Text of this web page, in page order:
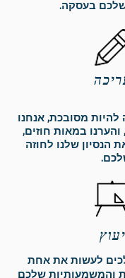
בעסקה.
להיות מסובכת, אנחנו
והערנו במאות חוזים,
הנסיון שלנו לחוזה
יעוץ
לעשות את אחת
והמשמעותיות שלכם